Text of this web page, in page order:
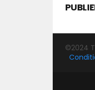
©2024